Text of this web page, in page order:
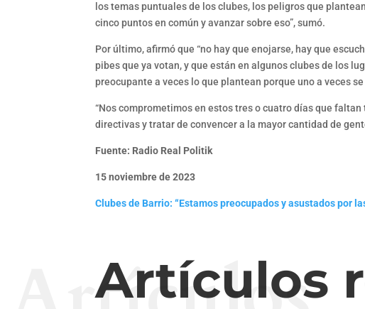
los temas puntuales de los clubes, los peligros que
cinco puntos en común y avanzar sobre eso”, sumó.
Por último, afirmó que “no hay que enojarse, hay que
pibes que ya votan, y que están en algunos clubes de los
preocupante a veces lo que plantean porque uno a veces
“Nos comprometimos en estos tres o cuatro días que
directivas y tratar de convencer a la mayor cantidad de
Fuente: Radio Real Politik
15 noviembre de 2023
Clubes de Barrio: “Estamos preocupados y asustados por
Artículos